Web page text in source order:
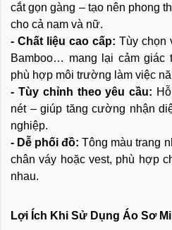
cắt gọn gàng – tạo nên phong
cho cả nam và nữ.
- Chất liệu cao cấp: Tùy chọn
Bamboo… mang lại cảm giác
phù hợp môi trường làm việc
- Tùy chỉnh theo yêu cầu:
nét – giúp tăng cường nhận
nghiệp.
- Dễ phối đồ: Tông màu trang
chân váy hoặc vest, phù hợp
nhau.
Lợi Ích Khi Sử Dụng Áo Sơ